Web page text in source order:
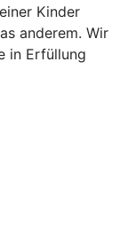
Kinder
anderem. Wir
in Erfüllung